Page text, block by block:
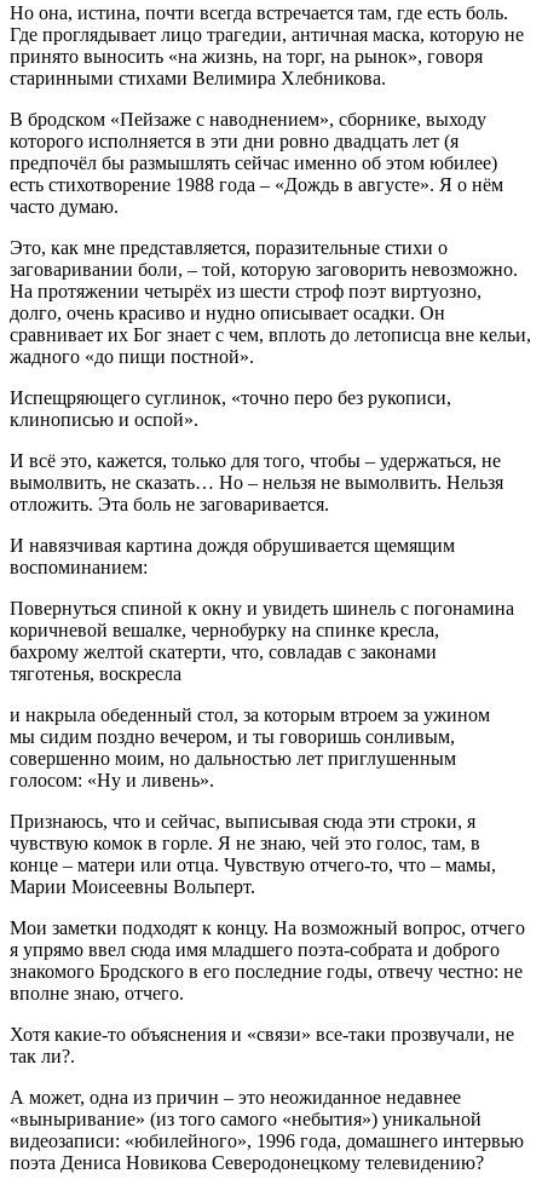
Но она, истина, почти всегда встречается там, где есть боль.
Где проглядывает лицо трагедии, античная маска, которую не
принято выносить «на жизнь, на торг, на рынок», говоря
старинными стихами Велимира Хлебникова.
В бродском «Пейзаже с наводнением», сборнике, выходу
которого исполняется в эти дни ровно двадцать лет (я
предпочёл бы размышлять сейчас именно об этом юбилее)
есть стихотворение 1988 года – «Дождь в августе». Я о нём
часто думаю.
Это, как мне представляется, поразительные стихи о
заговаривании боли, – той, которую заговорить невозможно.
На протяжении четырёх из шести строф поэт виртуозно,
долго, очень красиво и нудно описывает осадки. Он
сравнивает их Бог знает с чем, вплоть до летописца вне кельи,
жадного «до пищи постной».
Испещряющего суглинок, «точно перо без рукописи,
клинописью и оспой».
И всё это, кажется, только для того, чтобы – удержаться, не
вымолвить, не сказать… Но – нельзя не вымолвить. Нельзя
отложить. Эта боль не заговаривается.
И навязчивая картина дождя обрушивается щемящим
воспоминанием:
Повернуться спиной к окну и увидеть шинель с погонамина
коричневой вешалке, чернобурку на спинке кресла,
бахрому желтой скатерти, что, совладав с законами
тяготенья, воскресла
и накрыла обеденный стол, за которым втроем за ужином
мы сидим поздно вечером, и ты говоришь сонливым,
совершенно моим, но дальностью лет приглушенным
голосом: «Ну и ливень».
Признаюсь, что и сейчас, выписывая сюда эти строки, я
чувствую комок в горле. Я не знаю, чей это голос, там, в
конце – матери или отца. Чувствую отчего-то, что – мамы,
Марии Моисеевны Вольперт.
Мои заметки подходят к концу. На возможный вопрос, отчего
я упрямо ввел сюда имя младшего поэта-собрата и доброго
знакомого Бродского в его последние годы, отвечу честно: не
вполне знаю, отчего.
Хотя какие-то объяснения и «связи» все-таки прозвучали, не
так ли?.
А может, одна из причин – это неожиданное недавнее
«выныривание» (из того самого «небытия») уникальной
видеозаписи: «юбилейного», 1996 года, домашнего интервью
поэта Дениса Новикова Северодонецкому телевидению?